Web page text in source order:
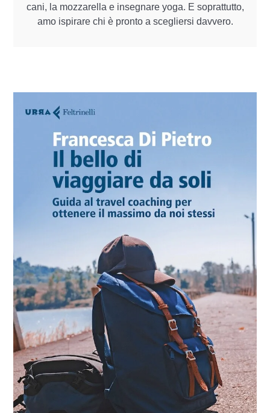
cani, la mozzarella e insegnare yoga. E soprattutto,
amo ispirare chi è pronto a scegliersi davvero.